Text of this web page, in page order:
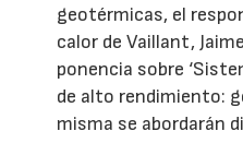
geotérmicas, el
calor de Vaillant,
ponencia sobre
de alto rendimiento:
misma se abordarán